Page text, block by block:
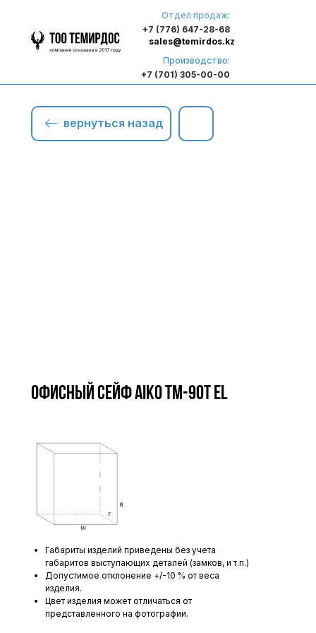
Отдел продаж:
+7 (776) 647-28-68
Производство:
+7 (701) 305-00-00
sales@temirdos.kz
вернуться назад
Офисный сейф AIKO TM-90T EL
Габариты изделий приведены без учета
габаритов выступающих деталей (замков, и т.п.)
Допустимое отклонение +/-10 % от веса
изделия.
Цвет изделия может отличаться от
представленного на фотографии.